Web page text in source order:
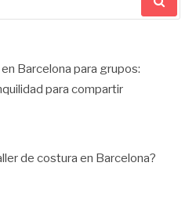
Barcelona para grupos:
para compartir
de costura en Barcelona?